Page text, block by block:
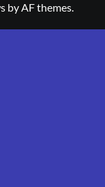
by AF themes.